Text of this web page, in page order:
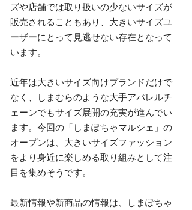
ズや店舗では取り扱いの少ないサイズが
販売されることもあり、大きいサイズユ
ーザーにとって見逃せない存在となって
います。
近年は大きいサイズ向けブランドだけで
なく、しまむらのような大手アパレルチ
ェーンでもサイズ展開の充実が進んでい
ます。今回の「しまぽちゃマルシェ」の
オープンは、大きいサイズファッション
をより身近に楽しめる取り組みとして注
目を集めそうです。
最新情報や新商品の情報は、しまぽちゃ